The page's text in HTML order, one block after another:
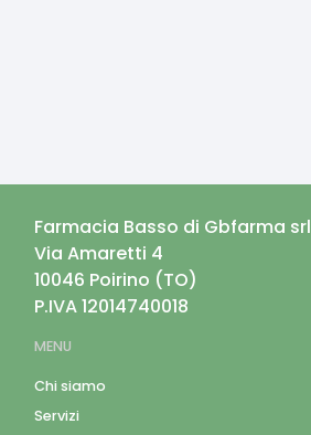
Farmacia Basso di Gbfarma srl
Via Amaretti 4
10046 Poirino (TO)
P.IVA12014740018
MENU
Chi siamo
Servizi